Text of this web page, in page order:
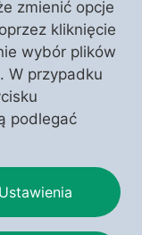
i Kanadzie.
wariancie IHU
się w Polsce?
komentuje
zmienić opcje
kliknięcie
wybór plików
W przypadku
podlegać
Ustawienia